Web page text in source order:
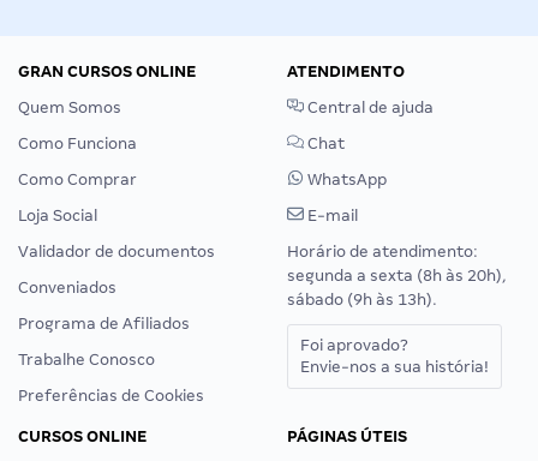
GRAN CURSOS ONLINE
Quem Somos
Como Funciona
Como Comprar
Loja Social
Validador de documentos
Conveniados
Programa de Afiliados
Trabalhe Conosco
Preferências de Cookies
ATENDIMENTO
Central de ajuda
Chat
WhatsApp
E-mail
Horário de atendimento:
segunda a sexta (8h às 20h),
sábado (9h às 13h).
Foi aprovado?
Envie-nos a sua história!
CURSOS ONLINE
PÁGINAS ÚTEIS